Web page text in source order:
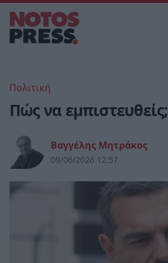
Πολιτική
Πώς να εμπιστευθείς;
Βαγγέλης Μητράκος
09/06/2026 12:57